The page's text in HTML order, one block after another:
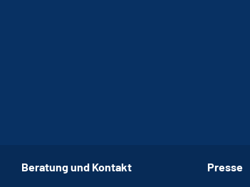
Beratung und Kontakt Presse